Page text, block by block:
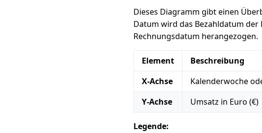
Dieses Diagramm gibt einen
Datum wird das Bezahldatum der
Rechnungsdatum herangezogen.
Element
Beschreibung
X-Achse
Kalenderwoche
Y-Achse
Umsatz in Euro (€)
Legende: